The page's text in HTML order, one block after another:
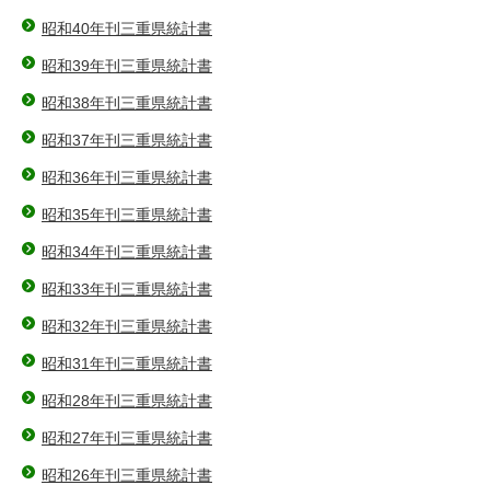
昭和40年刊三重県統計書
昭和39年刊三重県統計書
昭和38年刊三重県統計書
昭和37年刊三重県統計書
昭和36年刊三重県統計書
昭和35年刊三重県統計書
昭和34年刊三重県統計書
昭和33年刊三重県統計書
昭和32年刊三重県統計書
昭和31年刊三重県統計書
昭和28年刊三重県統計書
昭和27年刊三重県統計書
昭和26年刊三重県統計書